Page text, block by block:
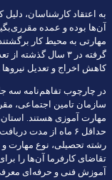
به اعتقاد کارشناسان،
آن‌ها بوده و عمده
مهارتی به محیط کار
گرفته در ۳ سال
کاهش اخراج و تعدیل
در چارچوب تفاهم‌نامه سه
سازمان تامین اجتماعی،
مهارت آموزی هستند.
حداقل ۶ ماه از مدت
رشته تحصیلی، نوع مهارت و
تقاضای کارفرما آن‌ها را
آموزش فنی و حرفه‌ای